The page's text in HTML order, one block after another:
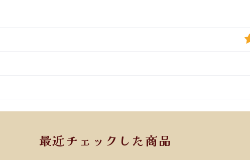
最近チェックした商品